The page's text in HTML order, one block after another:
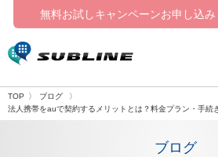
無料お試しキャンペーンお申し込み
TOP
ブログ
法人携帯をauで契約するメリットとは？料金プラン・手続
ブログ